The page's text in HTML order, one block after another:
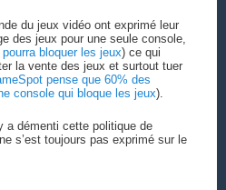
du jeux vidéo ont exprimé leur
des jeux pour une seule console,
bloquer les jeux) ce qui
la vente des jeux et surtout tuer
pense que 60% des
console qui bloque les jeux).
a démenti cette politique de
s’est toujours pas exprimé sur le